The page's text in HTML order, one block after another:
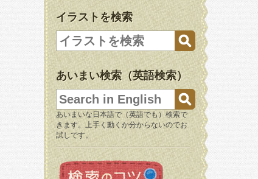
イラストを検索
あいまい検索（英語検索）
あいまいな日本語で（英語でも）検索で
きます。上手く動くか分からないのでお
試しです。